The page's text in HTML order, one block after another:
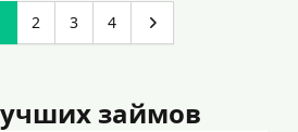
2 3 4
займов